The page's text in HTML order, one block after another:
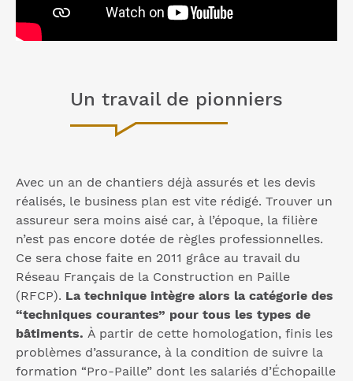
Un travail de pionniers
Avec un an de chantiers déjà assurés et les devis
réalisés, le business plan est vite rédigé. Trouver un
assureur sera moins aisé car, à l’époque, la filière
n’est pas encore dotée de règles professionnelles.
Ce sera chose faite en 2011 grâce au travail du
Réseau Français de la Construction en Paille
(RFCP). La technique intègre alors la catégorie des
“techniques courantes” pour tous les types de
bâtiments. À partir de cette homologation, finis les
problèmes d’assurance, à la condition de suivre la
formation “Pro-Paille” dont les salariés d’Échopaille